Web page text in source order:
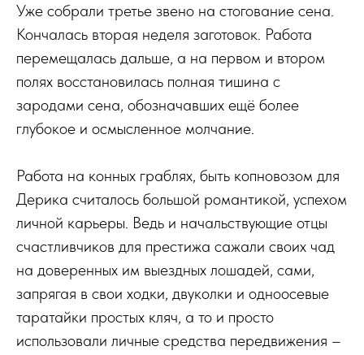
Уже собрали третье звено на стогование сена.
Кончалась вторая неделя заготовок. Работа
перемещалась дальше, а на первом и втором
полях восстановилась полная тишина с
зародами сена, обозначавших ещё более
глубокое и осмысленное молчание.
Работа на конных граблях, быть копновозом для
Дерика считалось большой романтикой, успехом
личной карьеры. Ведь и начальствующие отцы
счастливчиков для престижа сажали своих чад
на доверенных им выездных лошадей, сами,
запрягая в свои ходки, двуколки и одноосевые
таратайки простых кляч, а то и просто
использовали личные средства передвижения –